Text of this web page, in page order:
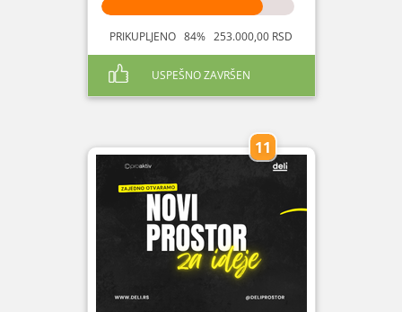
PRIKUPLJENO 84% 253.000,00 RSD
USPEŠNO ZAVRŠEN
11